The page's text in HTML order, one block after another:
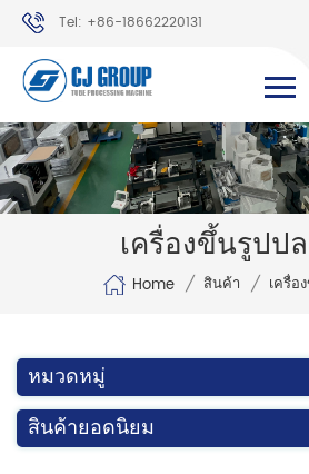
Tel: +86-18662220131
WhatsApp: +86-18662220131
เครื่องขึ้นรูปป
Home / สินค้า / เครื่อ
หมวดหมู่
สินค้ายอดนิยม